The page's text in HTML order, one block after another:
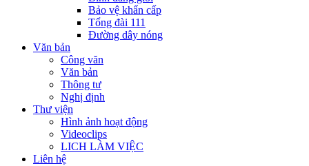
Bảo vệ khẩn cấp
Tổng đài 111
Đường dây nóng
Văn bản
Công văn
Văn bản
Thông tư
Nghị định
Thư viện
Hình ảnh hoạt động
Videoclips
LICH LÀM VIỆC
Liên hệ